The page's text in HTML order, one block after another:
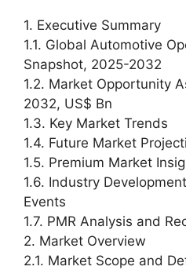
1. Executive Summary
1.1. Global Automotive
Snapshot, 2025-2032
1.2. Market Opportunity
2032, US$ Bn
1.3. Key Market Trends
1.4. Future Market
1.5. Premium Market
1.6. Industry
Events
1.7. PMR Analysis and
2. Market Overview
2.1. Market Scope and